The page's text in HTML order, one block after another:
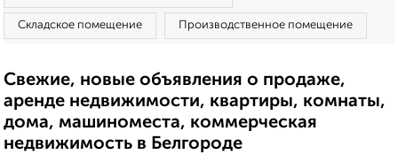
Складское помещение Производственное помещение
Свежие, новые объявления о продаже,
аренде недвижимости, квартиры, комнаты,
дома, машиноместа, коммерческая
недвижимость в Белгороде